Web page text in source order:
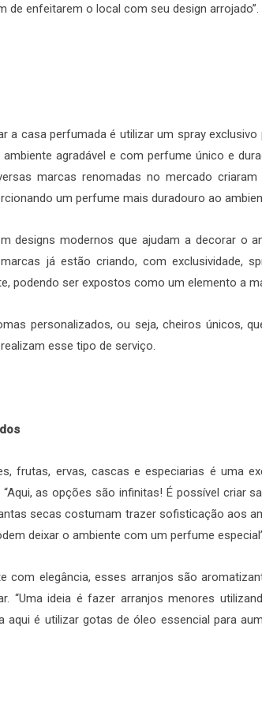
de enfeitarem o local com seu design arrojado”.
a casa perfumada é utilizar um spray
ambiente agradável e com perfume único e
marcas renomadas no mercado
um perfume mais duradouro ao
designs modernos que ajudam a decorar o
já estão criando, com exclusividade,
podendo ser expostos como um elemento a
personalizados, ou seja, cheiros únicos,
esse tipo de serviço.
frutas, ervas, cascas e especiarias é uma
as opções são infinitas! É possível criar
secas costumam trazer sofisticação aos
deixar o ambiente com um perfume
com elegância, esses arranjos são
“Uma ideia é fazer arranjos menores
aqui é utilizar gotas de óleo essencial para